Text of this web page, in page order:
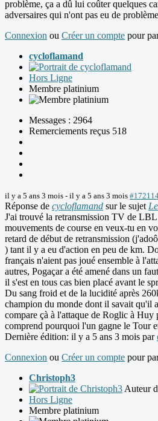
problème, ça a dû lui coûter quelques
adversaires qui n'ont pas eu de
Connexion ou Créer un compte pour
cycloflamand
Hors Ligne
Membre platinium
Messages : 2964
Remerciements reçus 518
il y a 5 ans 3 mois - il y a 5 ans 3 mois
Réponse de cycloflamand sur le sujet
J'ai trouvé la retransmission TV de LBL
mouvements de course en veux-tu en
retard de début de retransmission
) tant il y a eu d'action en peu de km.
français n'aient pas joué ensemble à
autres, Pogaçar a été amené dans un
il s'est en tous cas bien placé avant le
Du sang froid et de la lucidité après
champion du monde dont il savait qu'il
compare çà à l'attaque de Roglic à Huy
comprend pourquoi l'un gagne le Tour
Dernière édition: il y a 5 ans 3 mois par
Connexion ou Créer un compte pour
Christoph3
Auteur
Hors Ligne
Membre platinium